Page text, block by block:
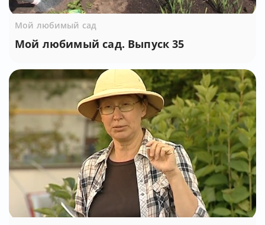
Мой любимый сад
Мой любимый сад. Выпуск 35